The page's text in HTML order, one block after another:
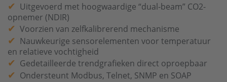
Uitgevoerd met hoogwaardige “dual-beam” CO2-
opnemer (NDIR)
Voorzien van zelfkalibrerend mechanisme
Nauwkeurige sensorelementen voor temperatuur
en relatieve vochtigheid
Gedetailleerde trendgrafieken direct oproepbaar
Ondersteunt Modbus, Telnet, SNMP en SOAP